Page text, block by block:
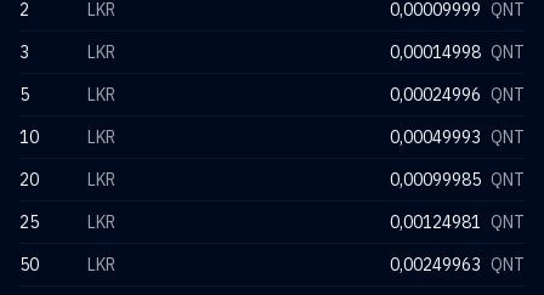
2
LKR 0,00009999 QNT
3
LKR 0,00014998 QNT
5
LKR 0,00024996 QNT
10
LKR 0,00049993 QNT
20
LKR 0,00099985 QNT
25
LKR 0,00124981 QNT
50
LKR 0,00249963 QNT